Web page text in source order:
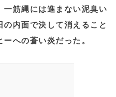
筋縄には進まない泥臭い
内面で決して消えること
への蒼い炎だった。